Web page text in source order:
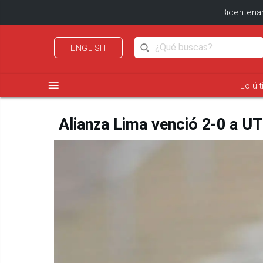
ENGLISH
menu Lo
Alianza Lima venció 2-0 a